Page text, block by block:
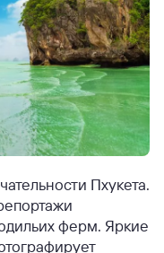
Пхукета.
ферм. Яркие